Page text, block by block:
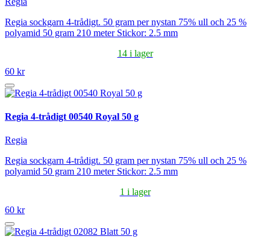
Regia sockgarn 4-trådigt. 50 gram per nystan 75% ull och 25 %
polyamid 50 gram 210 meter Stickor: 2.5 mm
14 i lager
60 kr
Regia 4-trådigt 00540 Royal 50 g
Regia
Regia sockgarn 4-trådigt. 50 gram per nystan 75% ull och 25 %
polyamid 50 gram 210 meter Stickor: 2.5 mm
1 i lager
60 kr